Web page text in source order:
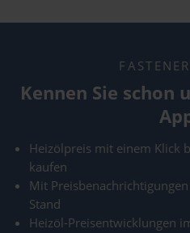
Kennen Sie schon
Heizölpreis mit einem Klick
kaufen
Mit
Stand
Heizöl-Preisentwicklungen